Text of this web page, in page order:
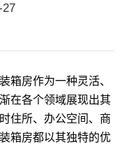
27
箱房作为一种灵活、
在各个领域展现出其
住所、办公空间、商
箱房都以其独特的优